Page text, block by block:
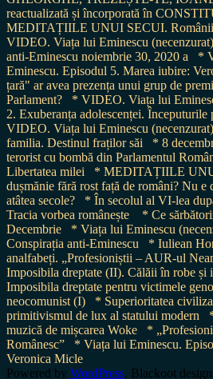
reactualizată și încorporată în
MEDITAȚIILE UNUI SECUI.
VIDEO. Viața lui Eminescu
anti-Eminescu noiembrie 30, 2020 a
*
Eminescu. Episodul 5. Marea iubire:
țară" ar avea prezența unui grup de
Parlament?
* VIDEO. Viața lui
2. Exuberanța adolescenței. Începuturile
VIDEO. Viața lui Eminescu
familia. Destinul fraților săi
* 8
terorist cu bombă din Parlamentul
Libertatea milei
* MEDITAȚIILE
dușmănie fără rost față de români? Nu e
atâtea secole?
* În secolul al VI-lea
Tracia vorbea românește
* Ce
Decembrie
* Viața lui Eminescu
Conspirația anti-Eminescu
* Iuliean
analfabeți. „Profesioniștii – AUR-ul
Imposibila dreptate (II). Călăii în robe și
Imposibila dreptate pentru victimele
neocomunist (I)
* Superioritatea
primitivismul de lux al statului modern
muzică de mișcarea Woke
*
Românesc”
* Viața lui Eminescu.
Veronica Micle
Powered by WordPress. Blackoot